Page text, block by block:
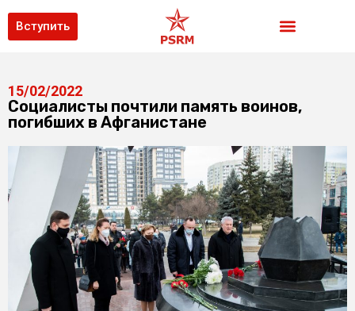
Вступить
15/02/2022
Социалисты почтили память воинов,
погибших в Афганистане